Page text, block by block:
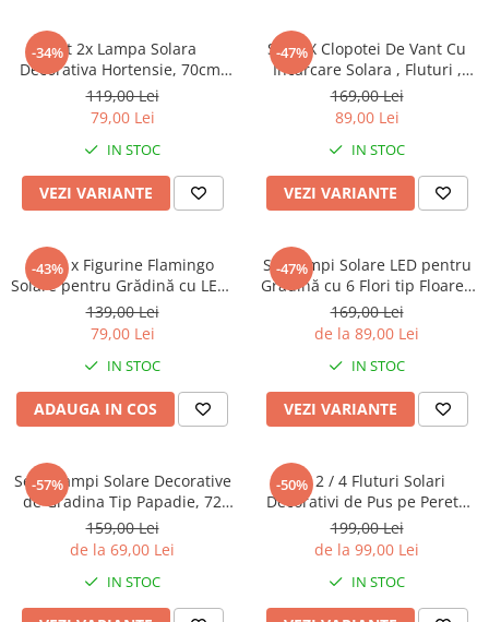
-34%Set 2x Lampa Solara
Decorativa Hortensie, 70cm,
iluminare LED, IP66, panou
solar integrat
119,00 Lei
79,00 Lei
IN STOC
VEZI VARIANTE
-47%
Set 2 X Clopotei De Vant Cu
Incarcare Solara , Fluturi ,
Colibri , Inimi
169,00 Lei
89,00 Lei
IN STOC
VEZI VARIANTE
-43%
Set 3 x Figurine Flamingo
Solare pentru Grădină cu LED-
uri, Panou Solar și Senzor de
Lumină, Rezistente la
139,00 Lei
79,00 Lei
IN STOC
ADAUGA IN COS
-47%
Set Lămpi Solare LED pentru
Grădină cu 6 Flori tip Floarea
Soarelui, 10 Micro-LED-uri pe
Floare, Înălțime 70 cm,
169,00 Lei
de la 89,00 Lei
IN STOC
VEZI VARIANTE
-57%
Set 2 Lampi Solare Decorative
de Gradina Tip Papadie, 72
cm, 6 Ramuri Flexibile, 60 LED
, Lumina Alb Cald
159,00 Lei
de la 69,00 Lei
IN STOC
-50%
Set 2 / 4 Fluturi Solari
Decorativi de Pus pe Perete
sau Gard, cu Lumini LED,
Culori Roz si Galben
199,00 Lei
de la 99,00 Lei
IN STOC